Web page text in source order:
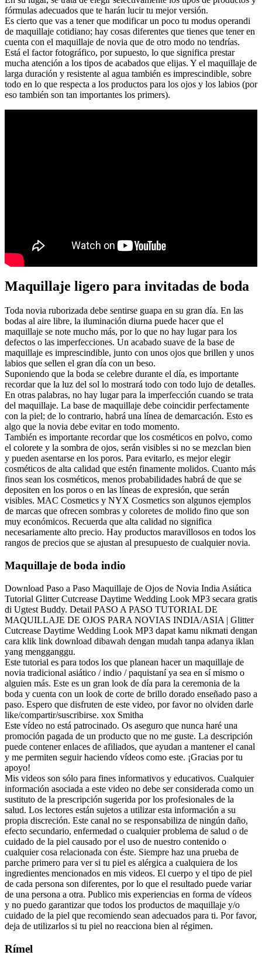
fórmulas adecuados que te harán lucir tu mejor versión.
Es cierto que vas a tener que modificar un poco tu modus operandi
de maquillaje cotidiano; hay cosas diferentes que tienes que tener en
cuenta con el maquillaje de novia que de otro modo no tendrías.
Está el factor fotográfico, por supuesto, lo que significa prestar
mucha atención a los tipos de acabados que elijas. Y el maquillaje de
larga duración y resistente al agua también es imprescindible, sobre
todo en lo que respecta a los productos para los ojos y los labios (por
eso también son tan importantes los primers).
Maquillaje ligero para invitadas de boda
Toda novia ruborizada debe sentirse guapa en su gran día. En las
bodas al aire libre, la iluminación diurna puede hacer que el
maquillaje se note mucho más, por lo que no hay lugar para los
defectos o las imperfecciones. Un acabado suave de la base de
maquillaje es imprescindible, junto con unos ojos que brillen y unos
labios que sellen el gran día con un beso.
Suponiendo que la boda se celebre durante el día, es importante
recordar que la luz del sol lo mostrará todo con todo lujo de detalles.
En otras palabras, no hay lugar para la imperfección cuando se trata
del maquillaje. La base de maquillaje debe coincidir perfectamente
con la piel; de lo contrario, habrá una línea de demarcación. Esto es
algo que la novia debe evitar en todo momento.
También es importante recordar que los cosméticos en polvo, como
el colorete y la sombra de ojos, serán visibles si no se mezclan bien
y pueden asentarse en los poros. Para evitarlo, es mejor elegir
cosméticos de alta calidad que estén finamente molidos. Cuanto más
finos sean los cosméticos, menos probabilidades habrá de que se
depositen en los poros o en las líneas de expresión, que serán
visibles. MAC Cosmetics y NYX Cosmetics son algunos ejemplos
de marcas que ofrecen sombras y coloretes de molido fino que son
muy económicos. Recuerda que alta calidad no significa
necesariamente alto precio. Hay productos maravillosos en todos los
rangos de precios que se ajustan al presupuesto de cualquier novia.
Maquillaje de boda indio
Download Paso a Paso Maquillaje de Ojos de Novia India Asiática
Tutorial Glitter Cutcrease Daytime Wedding Look MP3 secara gratis
di Ugtest Buddy. Detail PASO A PASO TUTORIAL DE
MAQUILLAJE DE OJOS PARA NOVIAS INDIA/ASIA | Glitter
Cutcrease Daytime Wedding Look MP3 dapat kamu nikmati dengan
cara klik link download dibawah dengan mudah tanpa adanya iklan
yang mengganggu.
Este tutorial es para todos los que planean hacer un maquillaje de
novia tradicional asiático / indio / paquistaní ya sea en sí mismo o
alguien más. Este es un gran look de día para la ceremonia de la
boda y cuenta con un look de corte de brillo dorado enseñado paso a
paso. Espero que disfruten de este video, por favor no olviden darle
like/compartir/suscribirse. xox Smitha
Este vídeo no está patrocinado. Os aseguro que nunca haré una
promoción pagada de un producto que no me guste. La descripción
puede contener enlaces de afiliados, que ayudan a mantener el canal
y me permiten seguir haciendo vídeos como este. ¡Gracias por tu
apoyo!
Mis videos son sólo para fines informativos y educativos. Cualquier
información asociada a este video no debe ser considerada como un
sustituto de la prescripción sugerida por los profesionales de la
salud. Los lectores están sujetos a utilizar esta información a su
propia discreción. Este canal no se responsabiliza de ningún daño,
efecto secundario, enfermedad o cualquier problema de salud o de
cuidado de la piel causado por el uso de nuestro contenido o
cualquier cosa relacionada con éste. Siempre haz una prueba de
parche primero para ver si tu piel es alérgica a cualquiera de los
ingredientes mencionados en mis videos. El cuerpo y el tipo de piel
de cada persona son diferentes, por lo que el resultado puede variar
de una persona a otra. Publico mis experiencias en forma de vídeos
y no puedo garantizar que todos los productos de maquillaje y/o
cuidado de la piel que recomiendo sean adecuados para ti. Por favor,
deja de utilizarlos si tu piel no reacciona bien al régimen.
Rímel